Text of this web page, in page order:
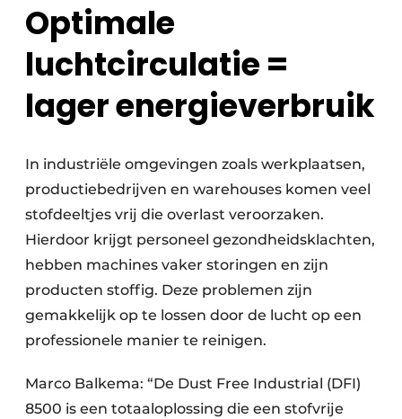
Optimale
luchtcirculatie =
lager energieverbruik
In industriële omgevingen zoals werkplaatsen,
productiebedrijven en warehouses komen veel
stofdeeltjes vrij die overlast veroorzaken.
Hierdoor krijgt personeel gezondheidsklachten,
hebben machines vaker storingen en zijn
producten stoffig. Deze problemen zijn
gemakkelijk op te lossen door de lucht op een
professionele manier te reinigen.
Marco Balkema: “De Dust Free Industrial (DFI)
8500 is een totaaloplossing die een stofvrije